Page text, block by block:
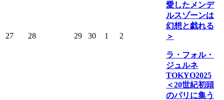
27 28 29 30 1 2
愛したメンデ
ルスゾーンは
幻想と戯れる
＞
ラ・フォル・
ジュルネ
TOKYO2025
＜20世紀初頭
のパリに集う